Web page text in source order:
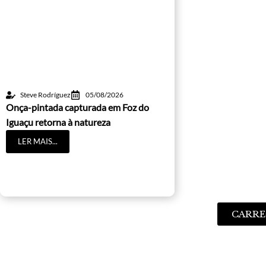
Steve Rodríguez 05/08/2026
Onça-pintada capturada em Foz do
Iguaçu retorna à natureza
LER MAIS...